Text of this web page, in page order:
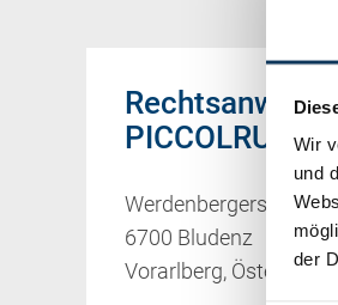
Wir
und
der
Rechtsanwälte
PICCOLRUAZ
Werdenbergerstraße
6700 Bludenz
Vorarlberg, Österreich